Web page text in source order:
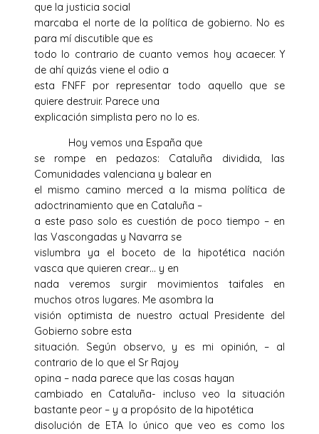
que la justicia social
marcaba el norte de la política de gobierno. No es
para mí discutible que es
todo lo contrario de cuanto vemos hoy acaecer. Y
de ahí quizás viene el odio a
esta FNFF por representar todo aquello que se
quiere destruir. Parece una
explicación simplista pero no lo es.
Hoy vemos una España que
se rompe en pedazos: Cataluña dividida, las
Comunidades valenciana y balear en
el mismo camino merced a la misma política de
adoctrinamiento que en Cataluña –
a este paso solo es cuestión de poco tiempo – en
las Vascongadas y Navarra se
vislumbra ya el boceto de la hipotética nación
vasca que quieren crear… y en
nada veremos surgir movimientos taifales en
muchos otros lugares. Me asombra la
visión optimista de nuestro actual Presidente del
Gobierno sobre esta
situación. Según observo, y es mi opinión, – al
contrario de lo que el Sr Rajoy
opina – nada parece que las cosas hayan
cambiado en Cataluña- incluso veo la situación
bastante peor – y a propósito de la hipotética
disolución de ETA lo único que veo es como los